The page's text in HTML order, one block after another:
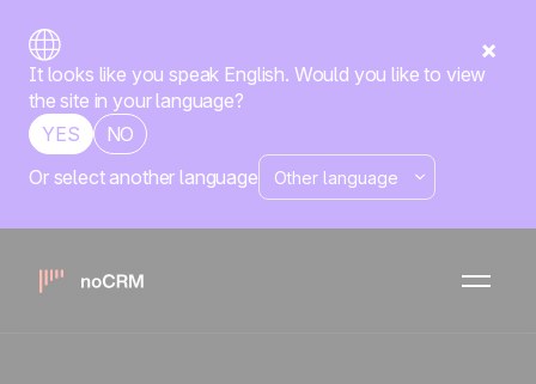
It looks like you speak English. Would you like to view
the site in your language?
YES
NO
Or select another language
Prospección
Las mejores frases para
vender en llamadas en frío